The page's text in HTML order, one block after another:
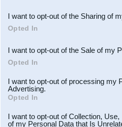
Downstream Participants
third parties.
I want to opt-out of the Sharing of
Opted In
I want to opt-out of the Sale of my
Opted In
I want to opt-out of processing my
Advertising.
Opted In
I want to opt-out of Collection,
of my Personal Data that Is